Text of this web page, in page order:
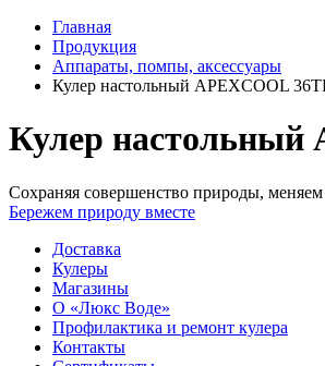
Главная
Продукция
Аппараты, помпы, аксессуары
Кулер настольный APEXCOOL
Кулер настольный
Сохраняя совершенство природы,
Бережем природу вместе
Доставка
Кулеры
Магазины
О «Люкс Воде»
Профилактика и ремонт кулера
Контакты